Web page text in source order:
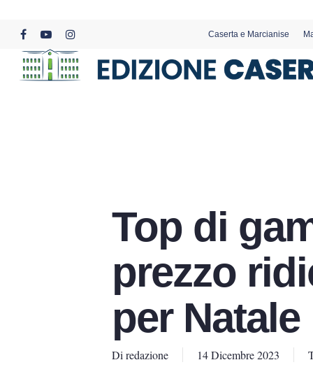
content
facebookyoutubeinstagram
Caserta e Marcianise
Top di
prezzo
per Natale
Di redazione 14 Dicembre 2023